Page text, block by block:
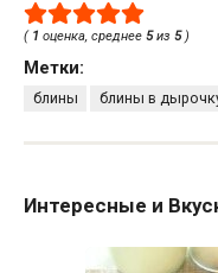
( 1 оценка, среднее 5из 5)
Метки:
блины блины в
Интересные и